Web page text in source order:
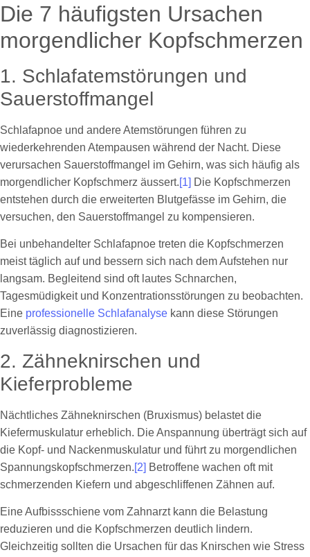
Die 7 häufigsten Ursachen
morgendlicher Kopfschmerzen
1. Schlafatemstörungen und
Sauerstoffmangel
Schlafapnoe und andere Atemstörungen führen zu
wiederkehrenden Atempausen während der Nacht. Diese
verursachen Sauerstoffmangel im Gehirn, was sich häufig als
morgendlicher Kopfschmerz äussert.[1] Die Kopfschmerzen
entstehen durch die erweiterten Blutgefässe im Gehirn, die
versuchen, den Sauerstoffmangel zu kompensieren.
Bei unbehandelter Schlafapnoe treten die Kopfschmerzen
meist täglich auf und bessern sich nach dem Aufstehen nur
langsam. Begleitend sind oft lautes Schnarchen,
Tagesmüdigkeit und Konzentrationsstörungen zu beobachten.
Eine professionelle Schlafanalyse kann diese Störungen
zuverlässig diagnostizieren.
2. Zähneknirschen und
Kieferprobleme
Nächtliches Zähneknirschen (Bruxismus) belastet die
Kiefermuskulatur erheblich. Die Anspannung überträgt sich auf
die Kopf- und Nackenmuskulatur und führt zu morgendlichen
Spannungskopfschmerzen.[2] Betroffene wachen oft mit
schmerzenden Kiefern und abgeschliffenen Zähnen auf.
Eine Aufbissschiene vom Zahnarzt kann die Belastung
reduzieren und die Kopfschmerzen deutlich lindern.
Gleichzeitig sollten die Ursachen für das Knirschen wie Stress